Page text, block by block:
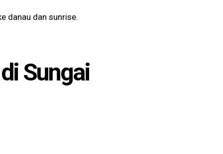
danau dan sunrise.
Sungai